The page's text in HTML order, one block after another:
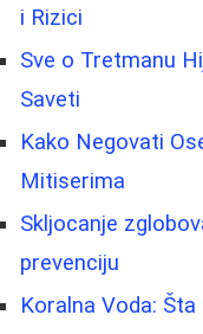
i Rizici
Sve o Tretmanu
Saveti
Kako Negovati
Mitiserima
Skljocanje
prevenciju
Koralna Voda: